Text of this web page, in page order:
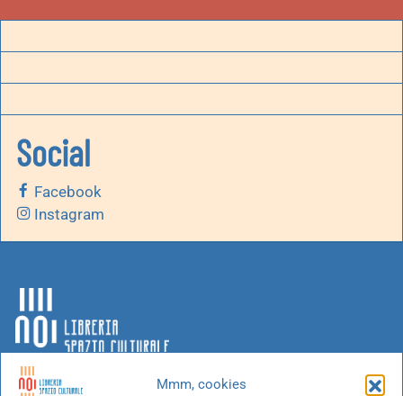
Mmm, cookies
Social
Facebook
Instagram